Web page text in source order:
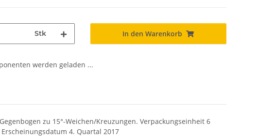
Stk In den Warenkorb
werden geladen ...
zu 15°-Weichen/Kreuzungen. Verpackungseinheit 6
Erscheinungsdatum 4. Quartal 2017